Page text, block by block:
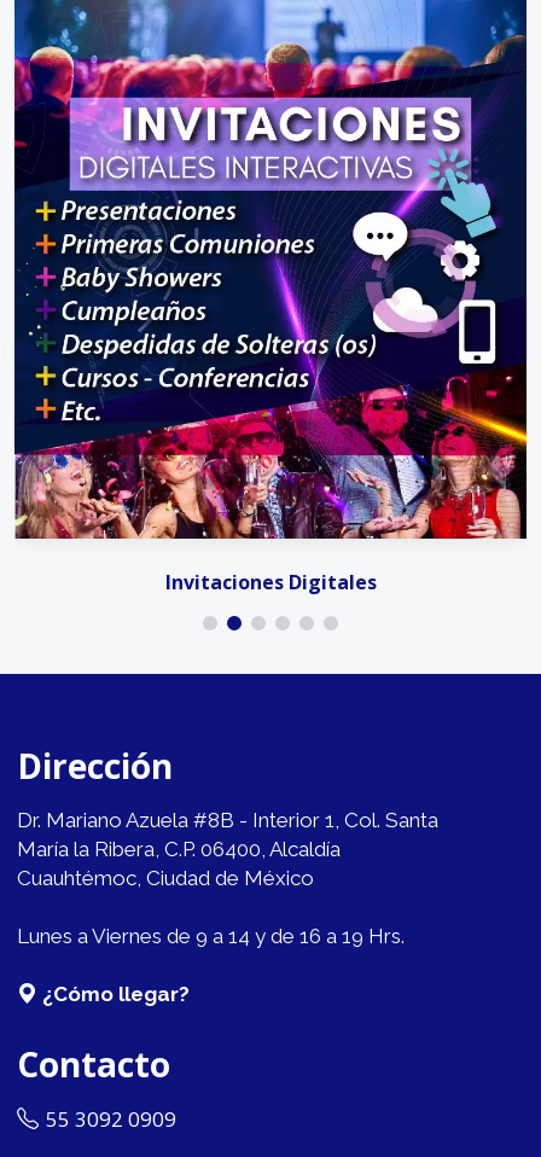
Invitaciones Digitales
Dirección
Dr. Mariano Azuela #8B - Interior 1, Col. Santa
María la Ribera, C.P. 06400, Alcaldía
Cuauhtémoc, Ciudad de México
Lunes a Viernes de 9 a 14 y de 16 a 19 Hrs.
¿Cómo llegar?
Contacto
55 3092 0909